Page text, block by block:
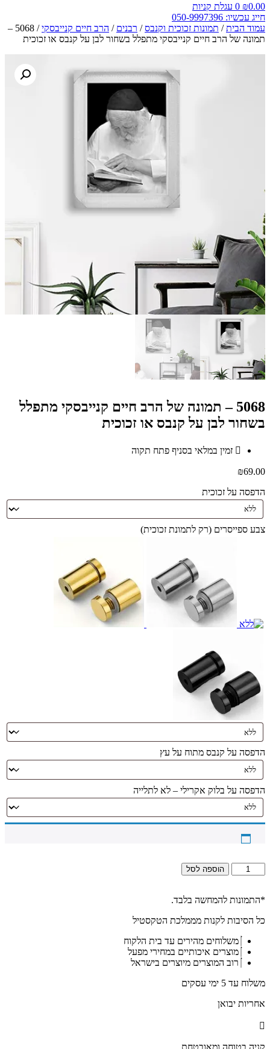
₪0.00
0 עגלת קניות
חייג עכשיו: 050-9997396
עמוד הבית/ תמונות זכוכית וקנבס/ רבנים / הרב חיים קנייבסקי
/ 5068 –
תמונה של הרב חיים קנייבסקי מתפלל בשחור לבן על קנבס או זכוכית
5068 – תמונה של הרב חיים קנייבסקי מתפלל
בשחור לבן על קנבס או זכוכית
זמין במלאי בסניף פתח תקוה
₪69.00
הדפסה על זכוכית
צבע ספייסרים (רק לתמונת זכוכית)
הדפסה על קנבס מתוח על עץ
הדפסה על בלוק אקרילי – לא לתלייה
כמות
של
-
של
חיים
קנייבסקי
מתפלל
לבן
קנבס
זכוכית
הוספה לסל
*התמונות להמחשה בלבד.
כל הסיבות לקנות מממלכת הטקסטיל
משלוחים מהירים עד בית הלקוח
מוצרים איכותיים במחירי מפעל
רוב המוצרים מיוצרים בישראל
משלוח עד 5 ימי עסקים
אחריות יבואן
קניה בטוחה ומאובטחת